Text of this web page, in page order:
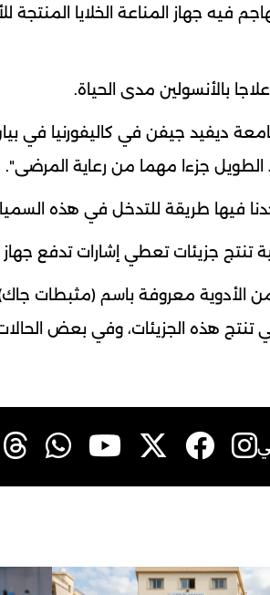
فيه جهاز المناعة الخلايا المنتجة
بالأنسولين مدى الحياة.
ديفيد جيفن في كاليفورنيا في
الطويل جزءا مهما من رعاية المرضى".
فيها طريقة للتدخل في هذه
تنتج جزيئات تعطي إشارات تدفع جهاز
الأدوية معروفة باسم (مثبطات
تنتج هذه الجزيئات، وفي بعض